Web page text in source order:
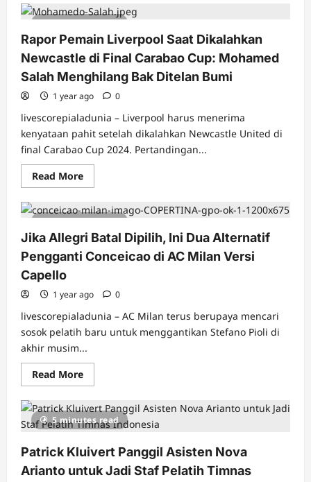
4 minutes read
Rapor Pemain Liverpool Saat Dikalahkan
Newcastle di Final Carabao Cup: Mohamed
Salah Menghilang Bak Ditelan Bumi
1 year ago 0
livescorepialadunia – Liverpool harus menerima
kenyataan pahit setelah dikalahkan Newcastle United di
final Carabao Cup 2024. Pertandingan...
Read MoreRead
more
Rapor
Pemain
Saat
Dikalahkan
Newcastle
di
Cup:
Mohamed
Salah
Menghilang
Bak
Ditelan
Bumi
5 minutes read
Jika Allegri Batal Dipilih, Ini Dua Alternatif
Pengganti Conceicao di AC Milan Versi
Capello
1 year ago 0
livescorepialadunia – AC Milan terus berupaya mencari
sosok pelatih baru untuk menggantikan Stefano Pioli di
akhir musim...
Read MoreRead
more
Jika
Allegri
Batal
Dipilih,
Dua
Alternatif
Pengganti
5 minutes read
Patrick Kluivert Panggil Asisten Nova
Arianto untuk Jadi Staf Pelatih Timnas